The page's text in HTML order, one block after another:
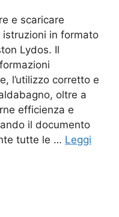
e scaricare
in formato
Lydos. Il
l’utilizzo corretto e
oltre a
efficienza e
il documento
tutte le … Leggi